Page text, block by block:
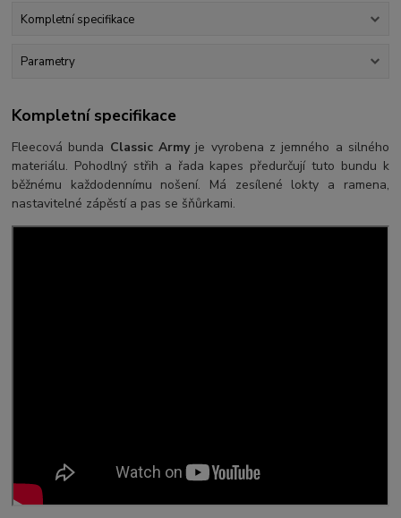
Kompletní specifikace
Parametry
Kompletní specifikace
Fleecová bunda Classic Armyje vyrobena z jemného a silného
materiálu. Pohodlný střih a řada kapes předurčují tuto bundu k
běžnému každodennímu nošení. Má zesílené lokty a ramena,
nastavitelné zápěstí a pas se šňůrkami.